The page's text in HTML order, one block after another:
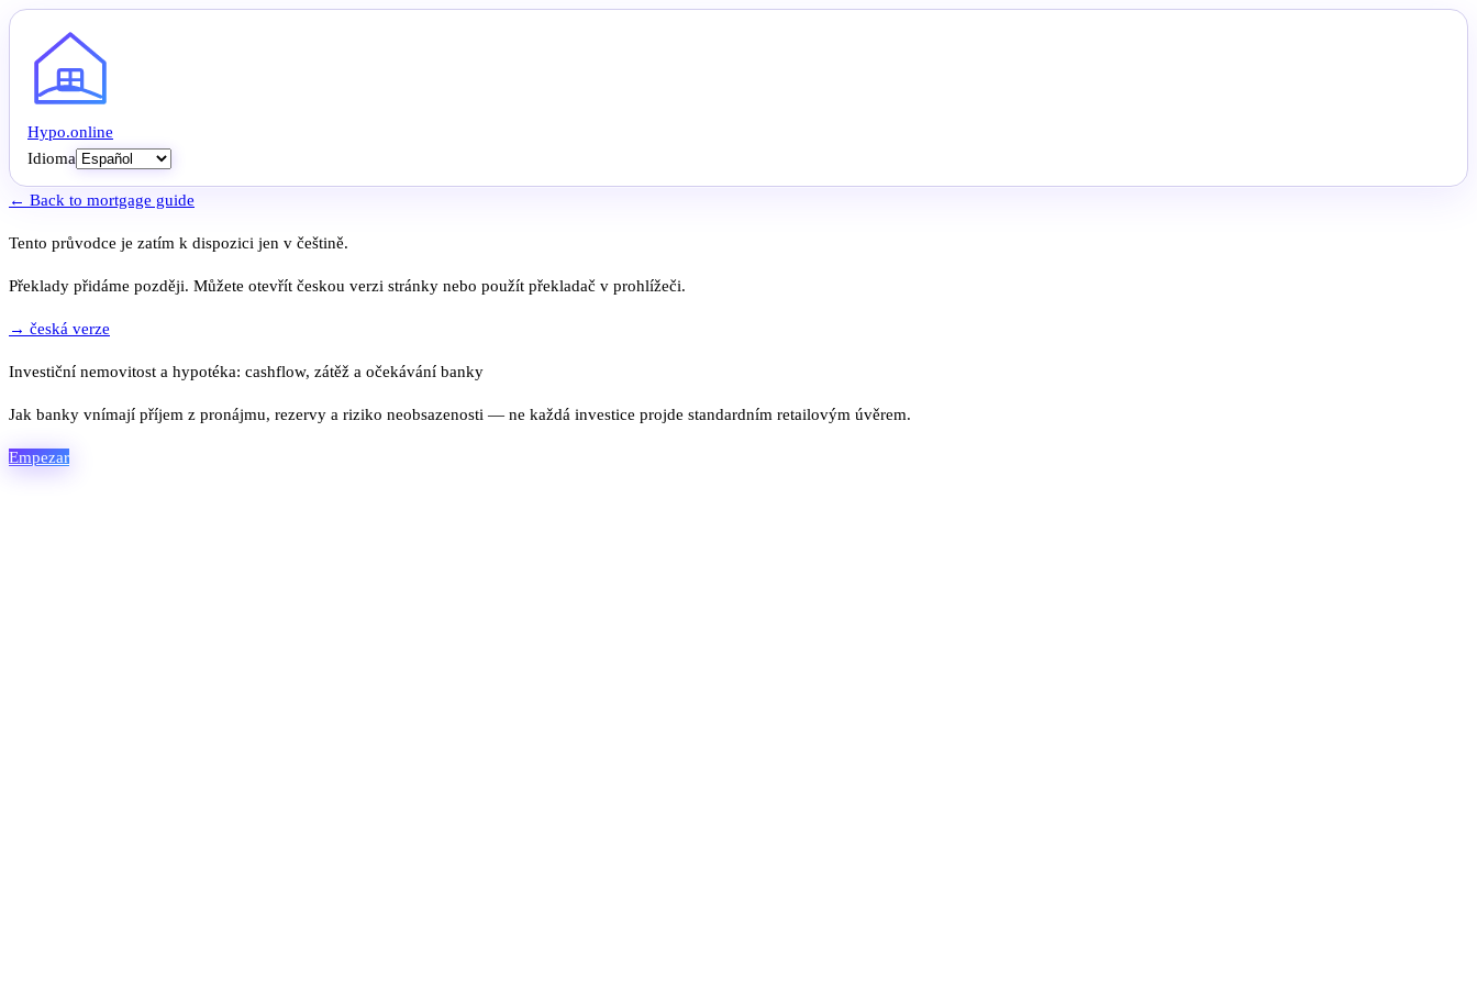
Hypo.online
Idioma
← Back to mortgage guide
Tento průvodce je zatím k dispozici jen v češtině.
Překlady přidáme později. Můžete otevřít českou verzi stránky nebo použít překladač v prohlížeči.
→ česká verze
Investiční nemovitost a hypotéka: cashflow, zátěž a očekávání banky
Jak banky vnímají příjem z pronájmu, rezervy a riziko neobsazenosti — ne každá investice projde standardním retailovým úvěrem.
Empezar